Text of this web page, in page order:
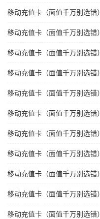
移动充值卡（面值千万别选错
移动充值卡（面值千万别选错
移动充值卡（面值千万别选
移动充值卡（面值千万别选错
移动充值卡（面值千万别选错
移动充值卡（面值千万别选错
移动充值卡（面值千万别选
移动充值卡（面值千万别选错
移动充值卡（面值千万别选错
移动充值卡（面值千万别选错
移动充值卡（面值千万别选错